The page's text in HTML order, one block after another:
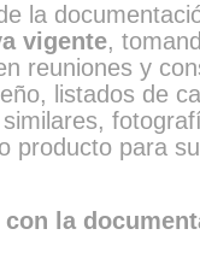
la
vigente,
reuniones y
listados de
producto para
la